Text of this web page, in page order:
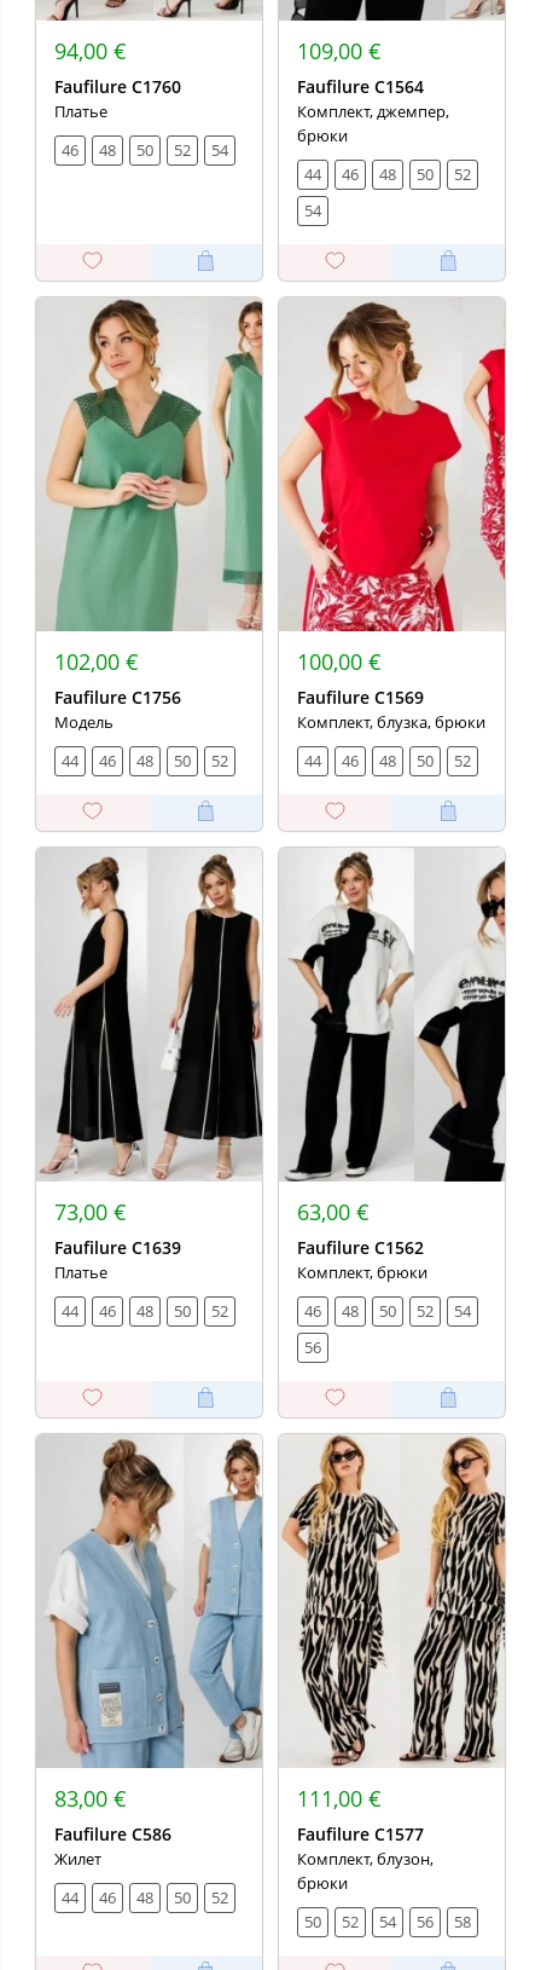
94,00 €
Faufilure C1760
Платье
46
48 50 52 54
109,00 €
Faufilure C1564
Комплект, джемпер,
брюки
44
46 48 50
52
54
102,00 €
Faufilure C1756
Модель
44
46 48 50 52
100,00 €
Faufilure C1569
Комплект, блузка, брюки
44
46 48 50 52
73,00 €
Faufilure C1639
Платье
44
46 48 50 52
63,00 €
Faufilure С1562
Комплект, брюки
46
48 50 52
54
56
83,00 €
Faufilure C586
Жилет
44
46 48 50 52
111,00 €
Faufilure C1577
Комплект, блузон,
брюки
50
52 54 56 58